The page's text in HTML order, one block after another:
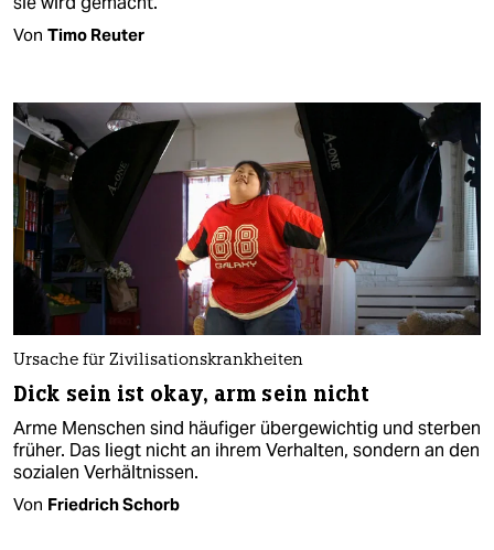
Von Timo Reuter
Ursache für Zivilisationskrankheiten
Dick sein ist okay, arm sein nicht
Arme Menschen sind häufiger übergewichtig und sterben
früher. Das liegt nicht an ihrem Verhalten, sondern an den
sozialen Verhältnissen.
Von Friedrich Schorb